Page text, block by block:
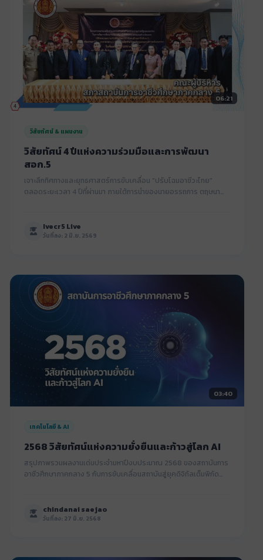
06:21
วิสัยทัศน์ & แผนงาน
วิสัยทัศน์ 4 ปีแห่งความร่วมมือและการพัฒนา
สอก.5
เจาะลึกทิศทางและยุทธศาสตร์การขับเคลื่อน "ปรับโฉมอาชีวะไทย"
ตลอดระยะเวลา 4 ปีที่ผ่านมา ภายใต้การนำของนายอรรถการ ตฤษนา
Ivecr5 Live
วันที่ลง: 2 มิ.ย. 2569
03:40
เทคโนโลยี & AI
2568 วิสัยทัศน์แห่งความยั่งยืนและก้าวสู่โลก AI
สรุปภาพรวมผลงานเด่นประจํามหาปีงบประมาณ 2568 ของสถาบันการ
อาชีวศึกษาภาคกลาง 5 กับการขับเคลื่อนสถาบันสู่ยุคดิจิทัลเต็มพิกัด
chindanai saejao
วันที่ลง: 27 มิ.ย. 2568